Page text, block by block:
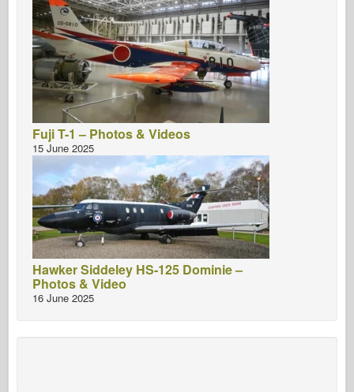
Fuji T-1 – Photos & Videos
15 June 2025
Hawker Siddeley HS-125 Dominie –
Photos & Video
16 June 2025